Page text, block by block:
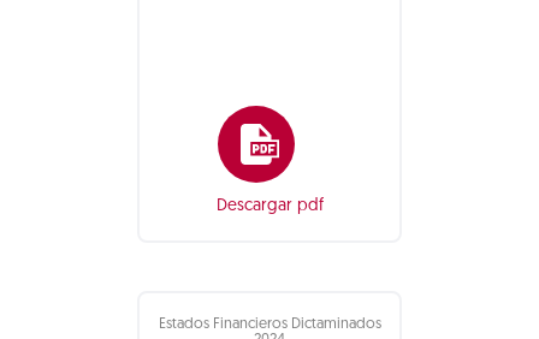
Descargar pdf
Estados Financieros Dictaminados